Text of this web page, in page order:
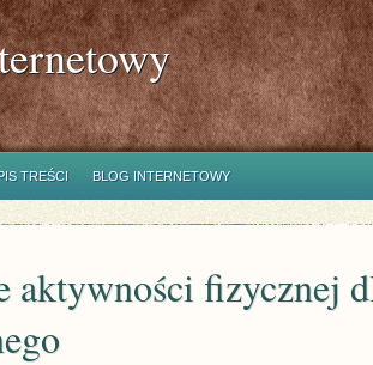
TREŚCI BLOG INTERNETOWY
aktywności fizycznej